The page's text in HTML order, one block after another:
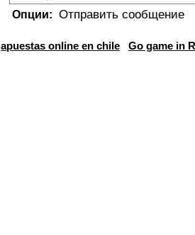
Опции: Отправить сообщение
apuestas online en chile Go game in